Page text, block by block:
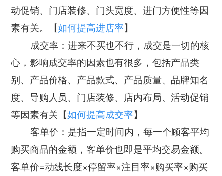
动促销、门店装修、门头宽度、进门方便性等因
素有关。【如何提高进店率】
成交率：进来不买也不行，成交是一切的核
心，影响成交率的因素也有很多，包括产品类
别、产品价格、产品款式、产品质量、品牌知名
度、导购人员、门店装修、店内布局、活动促销
等因素有关【如何提高成交率】
客单价：是指一定时间内，每一个顾客平均
购买商品的金额，客单价也即是平均交易金额。
客单价=动线长度×停留率×注目率×购买率×购买